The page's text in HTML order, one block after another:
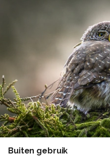
Buiten gebruik